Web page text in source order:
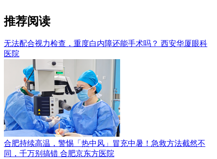
推荐阅读
无法配合视力检查，重度白内障还能手术吗？ 西安华厦眼科
医院
合肥持续高温，警惕「热中风」冒充中暑！急救方法截然不
同，千万别搞错 合肥京东方医院